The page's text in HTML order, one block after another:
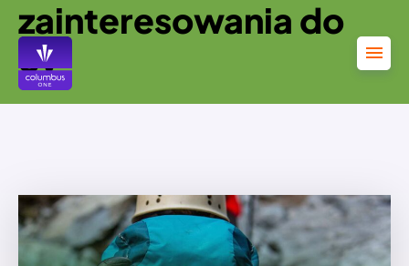
treści
zainteresowania do
cv